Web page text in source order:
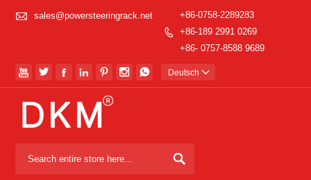
 sales@powersteeringrack.net

+86-0758-2289283
+86-189 2991 0269
+86- 0757-8588 9689
       Deutsch 
